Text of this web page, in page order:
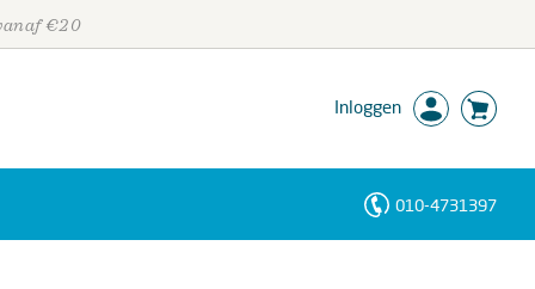
€20
Inloggen
010-4731397
Personen